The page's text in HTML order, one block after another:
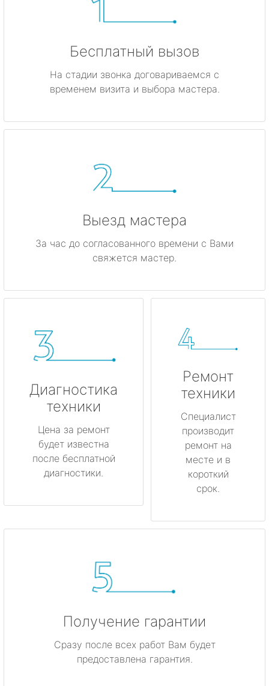
Бесплатный вызов
На стадии звонка договариваемся с
временем визита и выбора мастера.
Выезд мастера
За час до согласованного времени с Вами
свяжется мастер.
Диагностика
техники
Цена за ремонт
будет известна
после бесплатной
диагностики.
Ремонт
техники
Специалист
производит
ремонт на
месте и в
короткий
срок.
Получение гарантии
Сразу после всех работ Вам будет
предоставлена гарантия.